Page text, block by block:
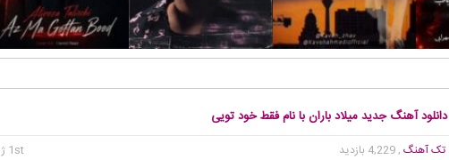
دانلود آهنگ جدید میلاد باران با نام فقط خود تویی
تک آهنگ, 4,229 بازدید 1st ژوئن 2016